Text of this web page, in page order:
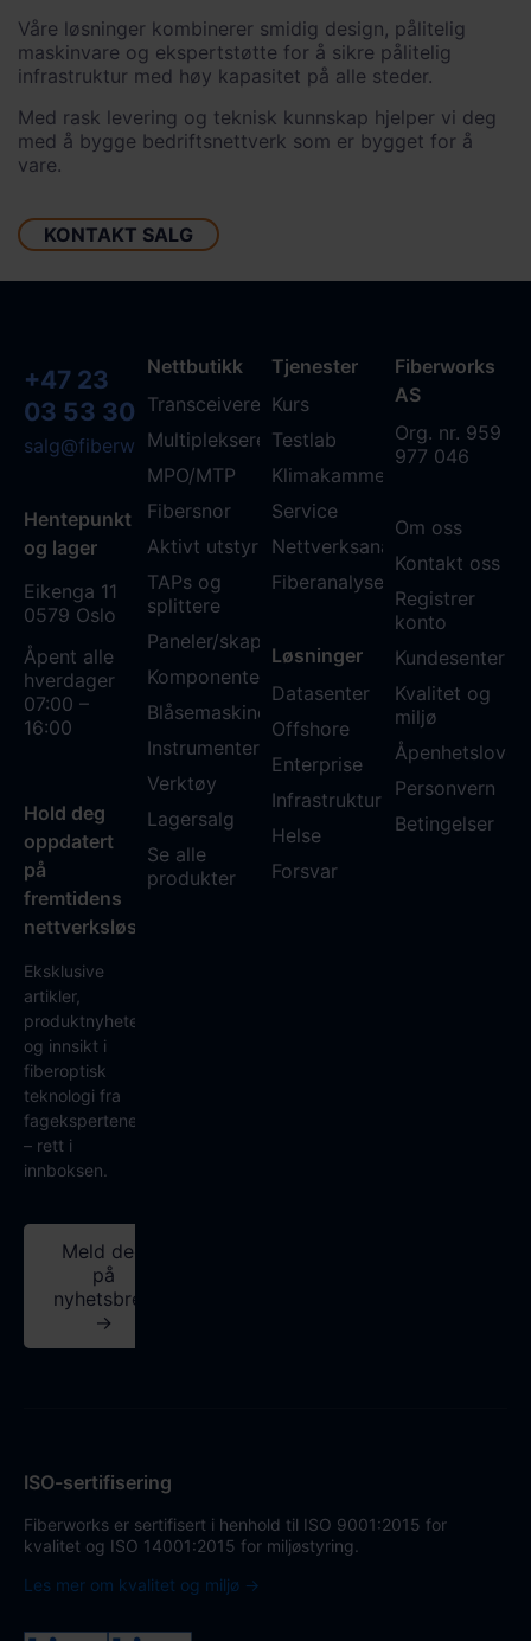
Våre løsninger kombinerer smidig design, pålitelig
maskinvare og ekspertstøtte for å sikre pålitelig
infrastruktur med høy kapasitet på alle steder.
Med rask levering og teknisk kunnskap hjelper vi deg
med å bygge bedriftsnettverk som er bygget for å
vare.
KONTAKT SALG
+47 23
03 53 30
salg@fiberworks.no
Hentepunkt
og lager
Eikenga 11
0579 Oslo
Åpent alle
hverdager
07:00 –
16:00
Hold deg
oppdatert
på
fremtidens
nettverksløsninger
Eksklusive
artikler,
produktnyheter
og innsikt i
fiberoptisk
teknologi fra
fagekspertene
– rett i
innboksen.
Meld deg
på
nyhetsbrev
→
Nettbutikk
Transceivere
Multipleksere
MPO/MTP
Fibersnor
Aktivt utstyr
TAPs og
splittere
Paneler/skap
Komponenter
Blåsemaskiner
Instrumenter
Verktøy
Lagersalg
Se alle
produkter
Tjenester
Kurs
Testlab
Klimakammer
Service
Nettverksanalyse
Fiberanalyse WDM
Løsninger
Datasenter
Offshore
Enterprise
Infrastruktur
Helse
Forsvar
Fiberworks
AS
Org. nr. 959
977 046
Om oss
Kontakt oss
Registrer
konto
Kundesenter
Kvalitet og
miljø
Åpenhetsloven
Personvern
Betingelser
ISO-sertifisering
Fiberworks er sertifisert i henhold til ISO 9001:2015 for
kvalitet og ISO 14001:2015 for miljøstyring.
Les mer om kvalitet og miljø →